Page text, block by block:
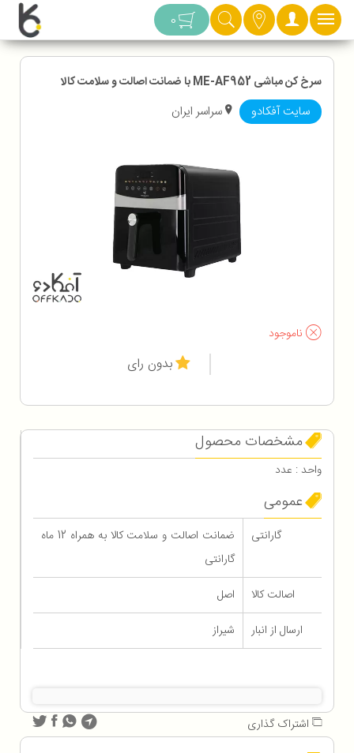
دسته بندی 0
سرخ کن مباشی ME-AF952 با ضمانت اصالت و سلامت کالا
سایت آفکادو سراسر ایران
ناموجود
بدون رای
مشخصات محصول
واحد : عدد
عمومی
گارانتی
ضمانت اصالت و سلامت کالا به همراه 12 ماه
گارانتی
اصالت کالا
اصل
ارسال از انبار
شیراز
اشتراک گذاری